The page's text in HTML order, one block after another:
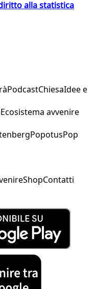
alla statistica
PodcastChiesaIdee e
Ecosistema avvenire
PopotusPop
ShopContatti